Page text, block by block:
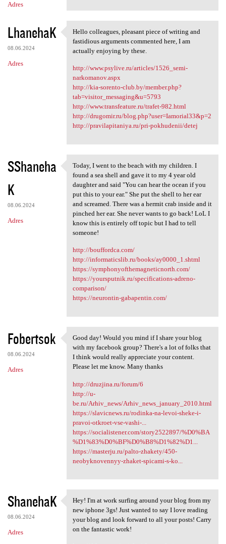
Adres
LhanehaK
08.06.2024
Adres
Hello colleagues, pleasant
Hello colleagues, pleasant piece of writing and
fastidious arguments commented here, I am
actually enjoying by these.
http://www.psylive.ru/articles/1526_semi-
narkomanov.aspx
http://kia-sorento-club.by/member.php?
tab=visitor_messaging&u=5793
http://www.transfeature.ru/trafet-982.html
http://drugomir.ru/blog.php?user=Iamorial33&p=2
http://pravilapitaniya.ru/pri-pokhudenii/detej
SShaneha
K
08.06.2024
Adres
Today, I went to the beach
Today, I went to the beach with my children. I
found a sea shell and gave it to my 4 year old
daughter and said "You can hear the ocean if you
put this to your ear." She put the shell to her ear
and screamed. There was a hermit crab inside and it
pinched her ear. She never wants to go back! LoL I
know this is entirely off topic but I had to tell
someone!
http://bouffordca.com/
http://informaticslib.ru/books/ay0000_1.shtml
https://symphonyofthemagneticnorth.com/
https://yoursputnik.ru/specifications-adreno-
comparison/
https://neurontin-gabapentin.com/
Fobertsok
08.06.2024
Adres
Good day! Would you mind if I
Good day! Would you mind if I share your blog
with my facebook group? There's a lot of folks that
I think would really appreciate your content.
Please let me know. Many thanks
http://druzjina.ru/forum/6
http://u-
be.ru/Arhiv_news/Arhiv_news_january_2010.html
https://slavicnews.ru/rodinka-na-levoi-sheke-i-
pravoi-otkroet-vse-vashi-...
https://socialistener.com/story2522897/%D0%BA
%D1%83%D0%BF%D0%B8%D1%82%D1...
https://masterju.ru/palto-zhakety/450-
neobyknovennyy-zhaket-spicami-s-ko...
ShanehaK
08.06.2024
Adres
Hey! I'm at work surfing
Hey! I'm at work surfing around your blog from my
new iphone 3gs! Just wanted to say I love reading
your blog and look forward to all your posts! Carry
on the fantastic work!